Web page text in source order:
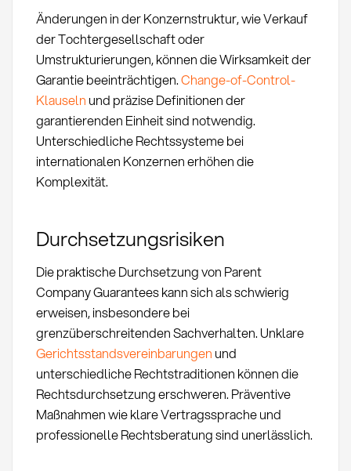
Änderungen in der Konzernstruktur, wie Verkauf
der Tochtergesellschaft oder
Umstrukturierungen, können die Wirksamkeit der
Garantie beeinträchtigen.Change-of-Control-
Klauseln und präzise Definitionen der
garantierenden Einheit sind notwendig.
Unterschiedliche Rechtssysteme bei
internationalen Konzernen erhöhen die
Komplexität.
Durchsetzungsrisiken
Die praktische Durchsetzung von Parent
Company Guarantees kann sich als schwierig
erweisen, insbesondere bei
grenzüberschreitenden Sachverhalten. Unklare
Gerichtsstandsvereinbarungen und
unterschiedliche Rechtstraditionen können die
Rechtsdurchsetzung erschweren. Präventive
Maßnahmen wie klare Vertragssprache und
professionelle Rechtsberatung sind unerlässlich.